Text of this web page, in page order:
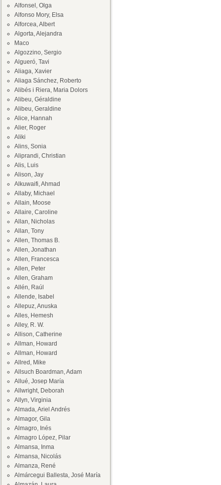
Alfonsel, Olga
Alfonso Mory, Elsa
Alforcea, Albert
Algorta, Alejandra
Maco
Algozzino, Sergio
Algueró, Tavi
Aliaga, Xavier
Aliaga Sánchez, Roberto
Alibés i Riera, Maria Dolors
Alibeu, Géraldine
Alibeu, Geraldine
Alice, Hannah
Alier, Roger
Aliki
Alins, Sonia
Aliprandi, Christian
Alis, Luis
Alison, Jay
Alkuwaifi, Ahmad
Allaby, Michael
Allain, Moose
Allaire, Caroline
Allan, Nicholas
Allan, Tony
Allen, Thomas B.
Allen, Jonathan
Allen, Francesca
Allen, Peter
Allen, Graham
Allén, Raúl
Allende, Isabel
Allepuz, Anuska
Alles, Hemesh
Alley, R. W.
Allison, Catherine
Allman, Howard
Allman, Howard
Allred, Mike
Allsuch Boardman, Adam
Allué, Josep María
Allwright, Deborah
Allyn, Virginia
Almada, Ariel Andrés
Almagor, Gila
Almagro, Inés
Almagro López, Pilar
Almansa, Inma
Almansa, Nicolás
Almanza, René
Almárcegui Ballesta, José María